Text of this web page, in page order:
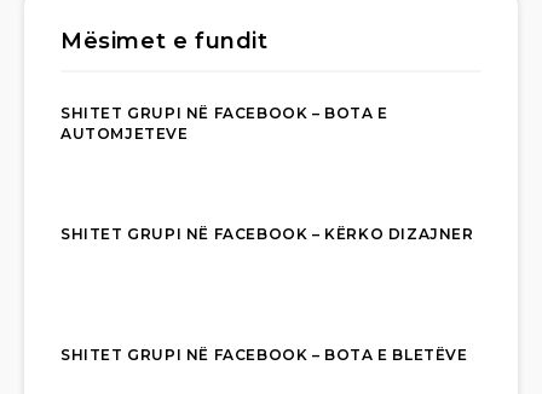
Mësimet e fundit
SHITET GRUPI NË FACEBOOK – BOTA E
AUTOMJETEVE
SHITET GRUPI NË FACEBOOK – KËRKO DIZAJNER
SHITET GRUPI NË FACEBOOK – BOTA E BLETËVE